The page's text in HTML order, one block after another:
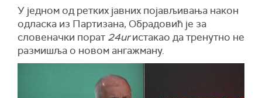
У једном од ретких јавних појављивања након
одласка из Партизана, Обрадовић је за
словеначки порат 24urистакао да тренутно не
размишља о новом ангажману.